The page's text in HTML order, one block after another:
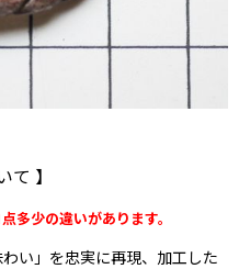
】
多少の違いがあります。
い」を忠実に再現、加工した